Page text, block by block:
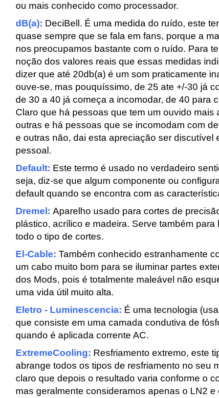
ou mais conhecido como processador.
dB(a): DeciBell. É uma medida do ruído, este
quase sempre que se fala em fans, porque a
nos preocupamos bastante com o ruído. Para
noção dos valores reais que essas medidas
dizer que até 20db(a) é um som praticamente
ouve-se, mas pouquíssimo, de 25 ate +/-30 já
de 30 a 40 já começa a incomodar, de 40 para
Claro que há pessoas que tem um ouvido mais
outras e há pessoas que se incomodam com
e outras não, dai esta apreciação ser discutível
pessoal.
Default: Este termo é usado no verdadeiro
seja, diz-se que algum componente ou
default quando se encontra com as
Dremel: Aparelho usado para cortes de
plástico, acrílico e madeira. Serve também para
todo o tipo de cortes.
El-Cable: Também conhecido estranhamente
um cabo muito bom para se iluminar partes
dos Mods, pois é totalmente maleável não
uma vida útil muito alta.
Eletro - Luminescencia: É uma tecnologia
que consiste em uma camada condutiva de
quando é aplicada corrente AC.
ExtremeCooling: Resfriamento extremo, este
abrange todos os tipos de resfriamento no seu
claro que depois o resultado varia conforme o
mas geralmente consideramos apenas o LN2